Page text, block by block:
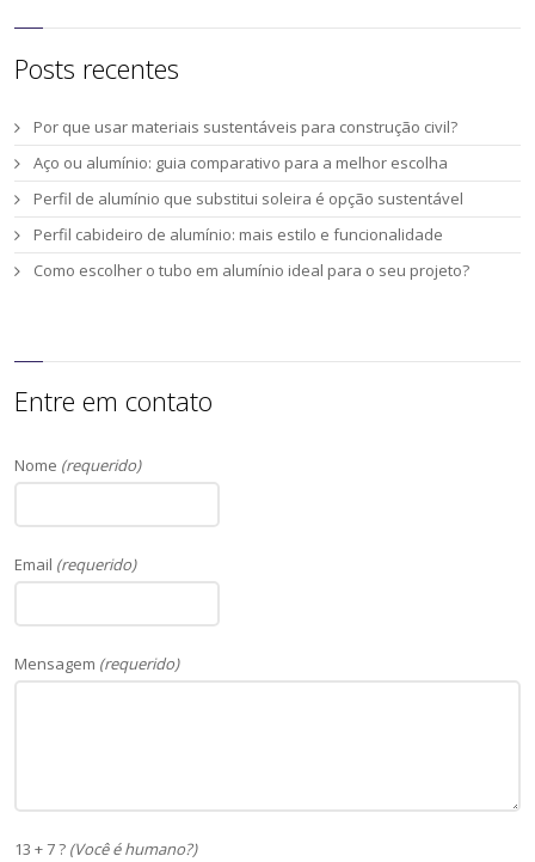
Posts recentes
Por que usar materiais sustentáveis para construção civil?
Aço ou alumínio: guia comparativo para a melhor escolha
Perfil de alumínio que substitui soleira é opção sustentável
Perfil cabideiro de alumínio: mais estilo e funcionalidade
Como escolher o tubo em alumínio ideal para o seu projeto?
Entre em contato
Nome (requerido)
Email (requerido)
Mensagem (requerido)
13 + 7 ? (Você é humano?)